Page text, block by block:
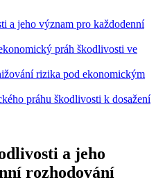
a jeho význam pro každodenní
práh škodlivosti ve
rizika pod ekonomickým
práhu škodlivosti k dosažení
a jeho
rozhodování